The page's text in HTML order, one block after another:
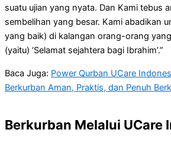
suatu ujian yang nyata. Dan Kami tebus
sembelihan yang besar. Kami abadikan
yang baik) di kalangan orang-orang
(yaitu) ‘Selamat sejahtera bagi Ibrahim’.”
Baca Juga: Power Qurban UCare
Berkurban Aman, Praktis, dan Penuh
Berkurban Melalui UCare